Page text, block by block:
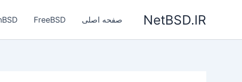
NetBSD.IR صفحه اصلی FreeBSD